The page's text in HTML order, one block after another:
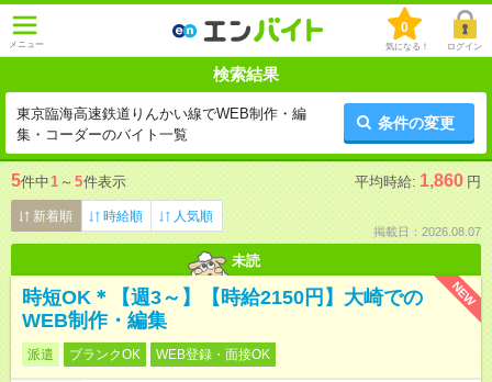
メニュー
0
気になる！ ログイン
検索結果
東京臨海高速鉄道りんかい線でWEB制作・編
集・コーダーのバイト一覧
条件の変更
5件中1 ～ 5件表示 平均時給: 1,860 円
新着順 時給順 人気順
掲載日：2026.08.07
未読
NEW
時短OK＊【週3～】【時給2150円】大崎での
WEB制作・編集
派遣 ブランクOK WEB登録・面接OK